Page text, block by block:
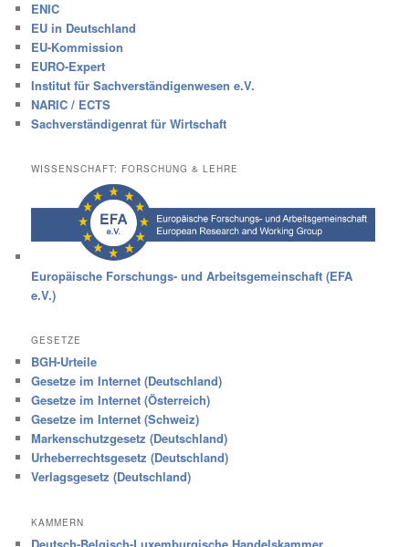
ENIC
EU in Deutschland
EU-Kommission
EURO-Expert
Institut für Sachverständigenwesen e.V.
NARIC / ECTS
Sachverständigenrat für Wirtschaft
WISSENSCHAFT: FORSCHUNG & LEHRE
Europäische Forschungs- und Arbeitsgemeinschaft (EFA
e.V.)
GESETZE
BGH-Urteile
Gesetze im Internet (Deutschland)
Gesetze im Internet (Österreich)
Gesetze im Internet (Schweiz)
Markenschutzgesetz (Deutschland)
Urheberrechtsgesetz (Deutschland)
Verlagsgesetz (Deutschland)
KAMMERN
Deutsch-Belgisch-Luxemburgische Handelskammer